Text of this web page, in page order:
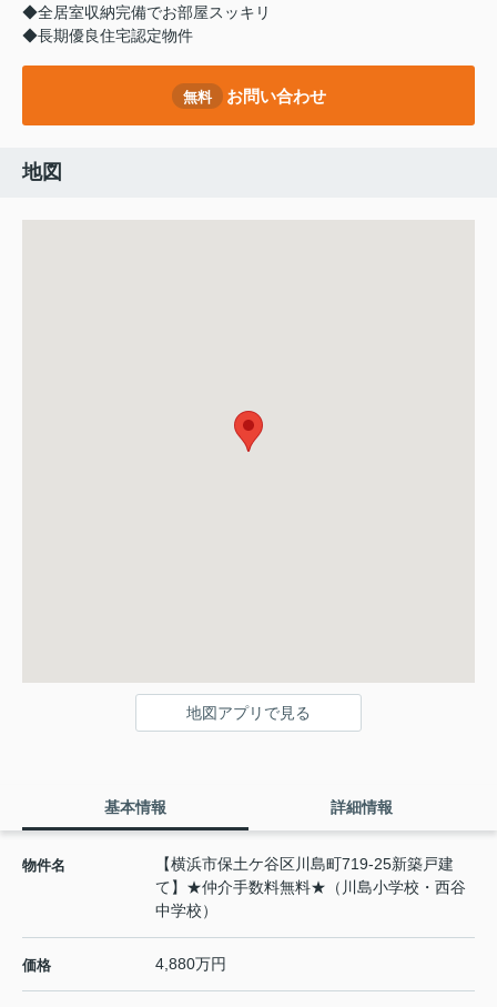
◆全居室収納完備でお部屋スッキリ
◆長期優良住宅認定物件
無料 お問い合わせ
地図
地図アプリで見る
基本情報 詳細情報
物件名
【横浜市保土ケ谷区川島町719-25新築戸建
て】★仲介手数料無料★（川島小学校・西谷
中学校）
価格 4,880万円